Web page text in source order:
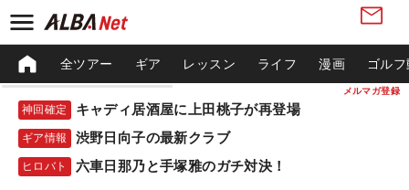
メルマガ登録
全ツアー ギア レッスン ライフ 漫画 ゴル
神回確定 キャディ居酒屋に上田桃子が再登場
ギア情報 渋野日向子の最新クラブ
ヒロバト 六車日那乃と手塚雅のガチ対決！